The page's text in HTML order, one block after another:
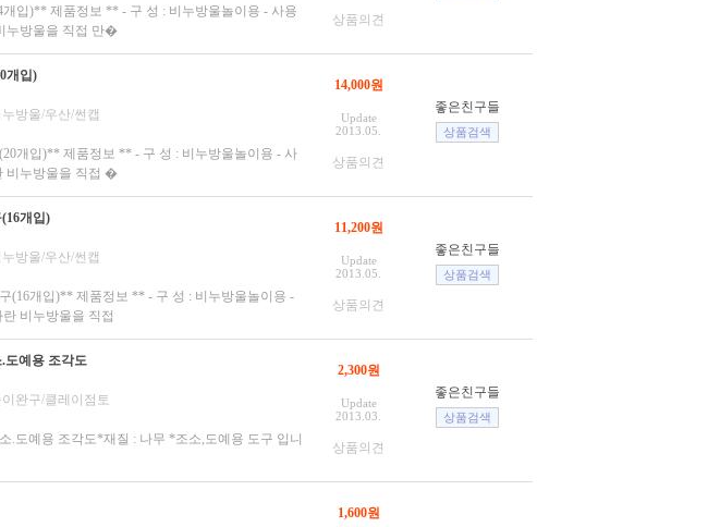
입)** 제품정보 ** - 구 성 : 비누방울놀이용 - 사용
누방울을 직접 만�
상품의견
개입)
누방울/우산/썬캡
개입)** 제품정보 ** - 구 성 : 비누방울놀이용 - 사
비누방울을 직접 �
14,000원
Update
2013.05.
상품의견
좋은친구들
개입)
누방울/우산/썬캡
(16개입)** 제품정보 ** - 구 성 : 비누방울놀이용 -
비누방울을 직접
11,200원
Update
2013.05.
상품의견
좋은친구들
도예용 조각도
이완구/클레이점토
.도예용 조각도*재질 : 나무 *조소,도예용 도구 입니
2,300원
Update
2013.03.
상품의견
좋은친구들
1,600원